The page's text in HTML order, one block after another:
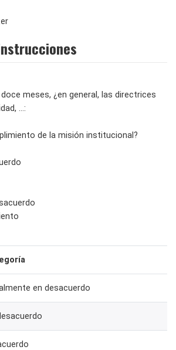
meses, ¿en general, las directrices
...:
de la misión institucional?
en desacuerdo